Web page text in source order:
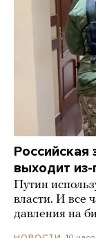
выходит
Путин
власти. И все
давления на